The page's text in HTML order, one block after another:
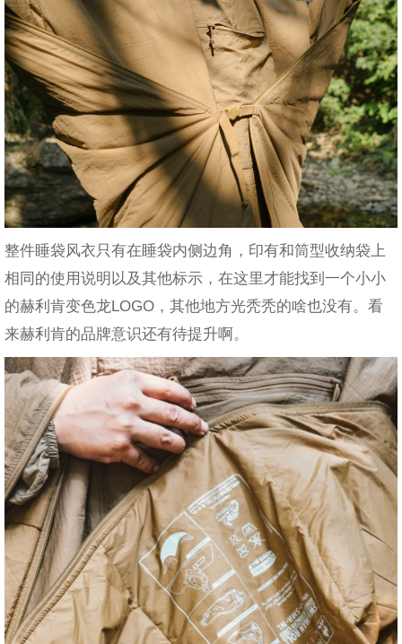
整件睡袋风衣只有在睡袋内侧边角，印有和筒型收纳袋上
相同的使用说明以及其他标示，在这里才能找到一个小小
的赫利肯变色龙LOGO，其他地方光秃秃的啥也没有。看
来赫利肯的品牌意识还有待提升啊。